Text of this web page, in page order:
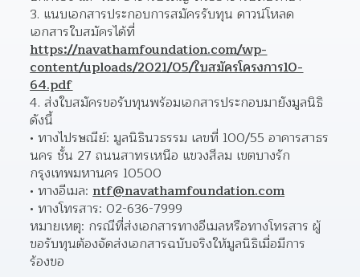
แนบเอกสารประกอบการสมัครรับทุน ดาวน์โหลด
https://navathamfoundation.com/wp-
content/uploads/2021/05/ใบสมัครโครงการ10-
64.pdf
ส่งใบสมัครขอรับทุนพร้อมเอกสารประกอบมายังมูลนิธิ
ดังนี้
ทางไปรษณีย์: มูลนิธินวธรรม เลขที่ 100/55 อาคารสาธร
นคร ชั้น 27 ถนนสาทรเหนือ แขวงสีลม เขตบางรัก
กรุงเทพมหานคร 10500
ทางอีเมล: ntf@navathamfoundation.com
ทางโทรสาร: 02-636-7999
หมายเหตุ: กรณีที่ส่งเอกสารทางอีเมลหรือทางโทรสาร ผู้
ขอรับทุนต้องจัดส่งเอกสารฉบับจริงให้มูลนิธิเมื่อมีการ
ร้องขอ